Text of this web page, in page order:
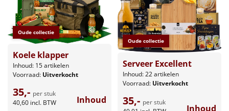
Oude collectie
Koele klapper
Inhoud: 15 artikelen
Voorraad: Uitverkocht
35,- per stuk
40,60 incl. BTW Inhoud
Oude collectie
Serveer Excellent
Inhoud: 22 artikelen
Voorraad: Uitverkocht
35,- per stuk
Inhoud